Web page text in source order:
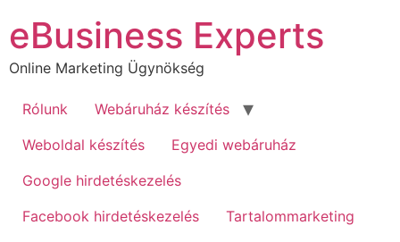
tartalomhoz
eBusiness Experts
Online Marketing Ügynökség
Rólunk
Webáruház készítés
Weboldal készítés
Egyedi webáruház
Google hirdetéskezelés
Facebook hirdetéskezelés
Tartalommarketing